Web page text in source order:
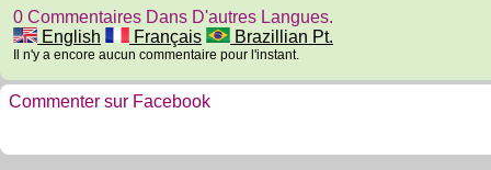
0 Commentaires Dans D'autres Langues.
English
Français Brazillian Pt.
Il n'y a encore aucun commentaire pour l'instant.
Commenter sur Facebook